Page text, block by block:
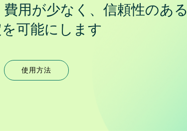
用が少なく、信頼性のある
可能にします
使用方法